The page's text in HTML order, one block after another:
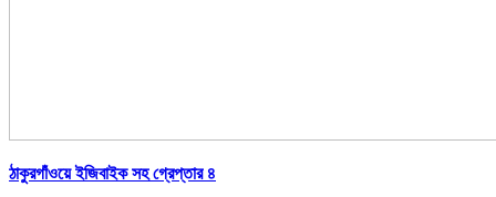
ঠাকুরগাঁওয়ে ইজিবাইক সহ গ্রেপ্তার ৪